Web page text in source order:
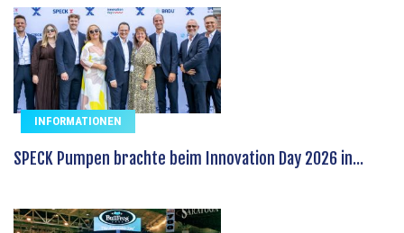
INFORMATIONEN
SPECK Pumpen brachte beim Innovation Day 2026 in...